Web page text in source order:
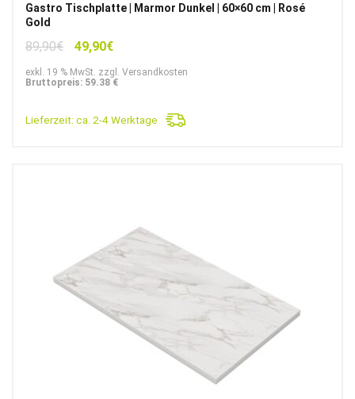
Gastro Tischplatte | Marmor Dunkel | 60×60 cm | Rosé
Gold
89,90€
Ursprünglicher
war:
49,90€Aktueller
ist:
exkl. 19 % MwSt. zzgl. Versandkosten
Bruttopreis: 59.38 €
Lieferzeit: ca. 2-4 Werktage